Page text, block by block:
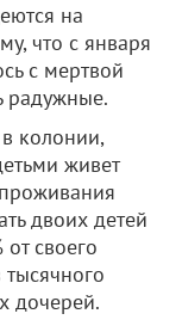
на
что с января
с мертвой
радужные.
колонии,
живет
двоих детей
своего
дочерей.